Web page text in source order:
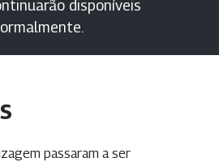
disponíveis
passaram a ser